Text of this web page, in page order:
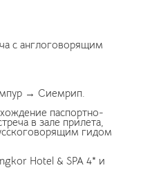
с англоговорящим
→ Сиемрип.
паспортно-
в зале прилета,
гидом
Hotel & SPA 4* и